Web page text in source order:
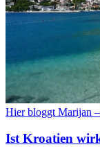
Hier bloggt Marijan
Ist Kroatien